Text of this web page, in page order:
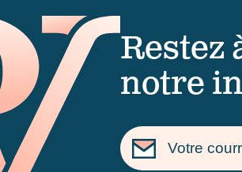
Restez
notre